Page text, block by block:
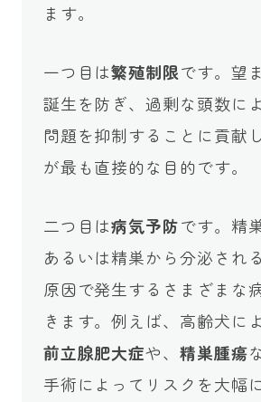
ます。
一つ目は繁殖制限です。望
誕生を防ぎ、過剰な頭数に
問題を抑制することに貢献
が最も直接的な目的です。
二つ目は病気予防です。精
あるいは精巣から分泌され
原因で発生するさまざまな
きます。例えば、高齢犬に
前立腺肥大症や、 精巣腫瘍
手術によってリスクを大幅